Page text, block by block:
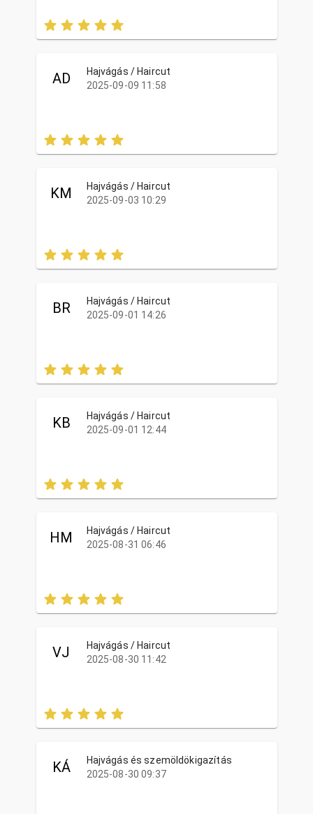
AD
Hajvágás / Haircut
2025-09-09 11:58
KM
Hajvágás / Haircut
2025-09-03 10:29
BR
Hajvágás / Haircut
2025-09-01 14:26
KB
Hajvágás / Haircut
2025-09-01 12:44
HM
Hajvágás / Haircut
2025-08-31 06:46
VJ
Hajvágás / Haircut
2025-08-30 11:42
KÁ
Hajvágás és szemöldökigazítás
2025-08-30 09:37